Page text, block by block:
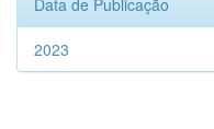
Data de Publicação
2023